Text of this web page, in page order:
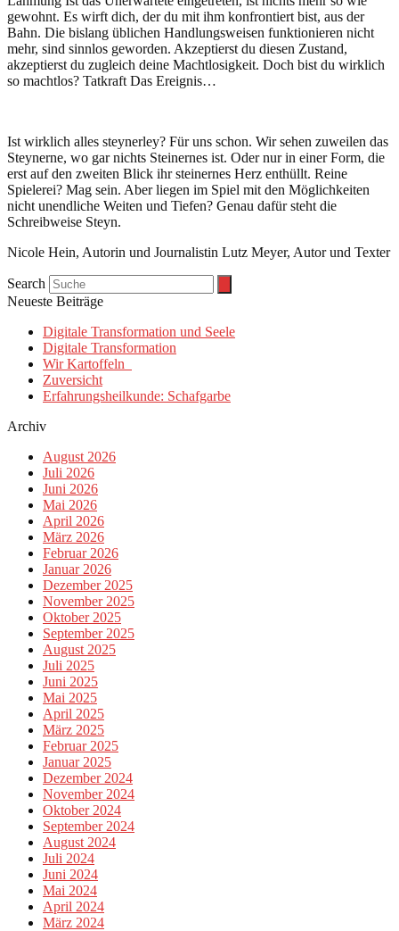
gewohnt. Es wirft dich, der du mit ihm konfrontiert bist, aus der
Bahn. Die bislang üblichen Handlungsweisen funktionieren nicht
mehr, sind sinnlos geworden. Akzeptierst du diesen Zustand,
akzeptierst du zugleich deine Machtlosigkeit. Doch bist du wirklich
so machtlos? Tatkraft Das Ereignis…
Ist wirklich alles steynerley? Für uns schon. Wir sehen zuweilen das
Steynerne, wo gar nichts Steinernes ist. Oder nur in einer Form, die
erst auf den zweiten Blick ihr steinernes Herz enthüllt. Reine
Spielerei? Mag sein. Aber liegen im Spiel mit den Möglichkeiten
nicht unendliche Weiten und Tiefen? Genau dafür steht die
Schreibweise Steyn.
Nicole Hein, Autorin und Journalistin Lutz Meyer, Autor und Texter
Search
Neueste Beiträge
Digitale Transformation und Seele
Digitale Transformation
Wir Kartoffeln
Zuversicht
Erfahrungsheilkunde: Schafgarbe
Archiv
August 2026
Juli 2026
Juni 2026
Mai 2026
April 2026
März 2026
Februar 2026
Januar 2026
Dezember 2025
November 2025
Oktober 2025
September 2025
August 2025
Juli 2025
Juni 2025
Mai 2025
April 2025
März 2025
Februar 2025
Januar 2025
Dezember 2024
November 2024
Oktober 2024
September 2024
August 2024
Juli 2024
Juni 2024
Mai 2024
April 2024
März 2024